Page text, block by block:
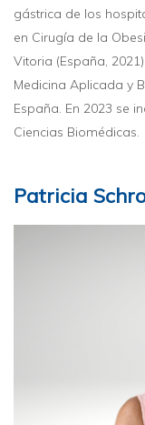
gástrica de los
en Cirugía de la
Vitoria (España,
Medicina Aplicada y
España. En 2023 se
Ciencias Biomédicas.
Patricia